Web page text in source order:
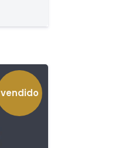
vendido